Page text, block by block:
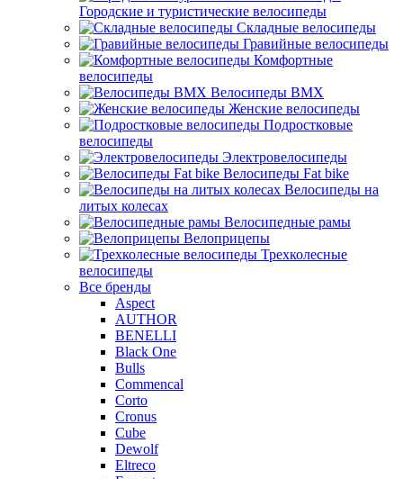
Городские и туристические велосипеды
Складные велосипеды
Гравийные велосипеды
Комфортные
велосипеды
Велосипеды BMX
Женские велосипеды
Подростковые
велосипеды
Электровелосипеды
Велосипеды Fat bike
Велосипеды на
литых колесах
Велосипедные рамы
Велоприцепы
Трехколесные
велосипеды
Все бренды
Aspect
AUTHOR
BENELLI
Black One
Bulls
Commencal
Corto
Cronus
Cube
Dewolf
Eltreco